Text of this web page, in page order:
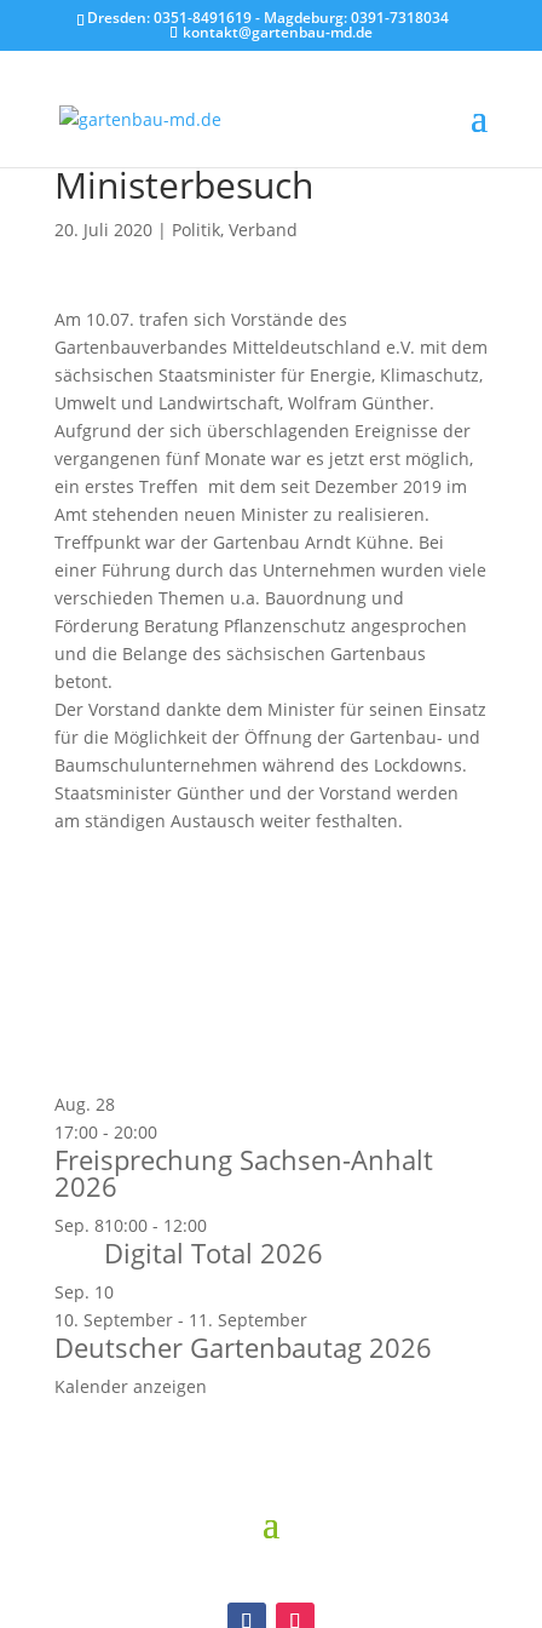
Dresden: 0351-8491619 - Magdeburg: 0391-7318034
kontakt@gartenbau-md.de
Ministerbesuch
20. Juli 2020| Politik, Verband
Am 10.07. trafen sich Vorstände des
Gartenbauverbandes Mitteldeutschland e.V. mit dem
sächsischen Staatsminister für Energie, Klimaschutz,
Umwelt und Landwirtschaft, Wolfram Günther.
Aufgrund der sich überschlagenden Ereignisse der
vergangenen fünf Monate war es jetzt erst möglich,
ein erstes Treffen mit dem seit Dezember 2019 im
Amt stehenden neuen Minister zu realisieren.
Treffpunkt war der Gartenbau Arndt Kühne. Bei
einer Führung durch das Unternehmen wurden viele
verschieden Themen u.a. Bauordnung und
Förderung Beratung Pflanzenschutz angesprochen
und die Belange des sächsischen Gartenbaus
betont.
Der Vorstand dankte dem Minister für seinen Einsatz
für die Möglichkeit der Öffnung der Gartenbau- und
Baumschulunternehmen während des Lockdowns.
Staatsminister Günther und der Vorstand werden
am ständigen Austausch weiter festhalten.
Aug. 28
17:00- 20:00
Freisprechung Sachsen-Anhalt
2026
Sep. 810:00- 12:00
Digital Total 2026
Sep. 10
10. September- 11. September
Deutscher Gartenbautag 2026
Kalender anzeigen